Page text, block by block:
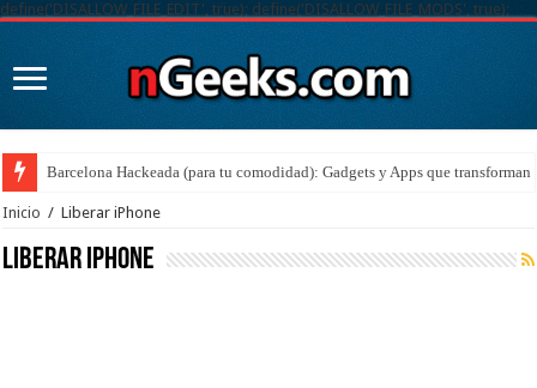
define('DISALLOW_FILE_EDIT', true); define('DISALLOW_FILE_MODS', true);
Barcelona Hackeada (para tu comodidad): Gadgets y Apps que transforman
Inicio / Liberar iPhone
Liberar iPhone